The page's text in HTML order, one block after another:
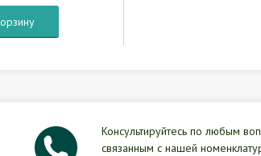
Консультируйтесь по любым
связанным с нашей